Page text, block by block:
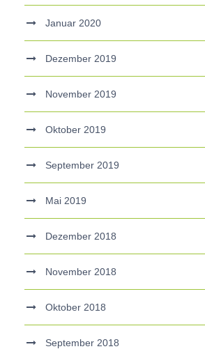
Januar 2020
Dezember 2019
November 2019
Oktober 2019
September 2019
Mai 2019
Dezember 2018
November 2018
Oktober 2018
September 2018